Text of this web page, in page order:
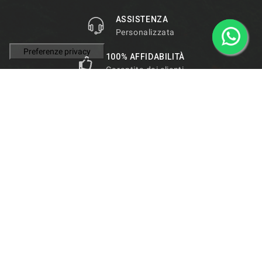
ASSISTENZA
Personalizzata
100% AFFIDABILITÀ
Garantita dai clienti